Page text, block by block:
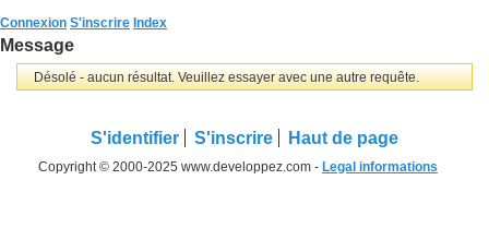
Connexion S'inscrire Index
Message
Désolé - aucun résultat. Veuillez essayer avec une autre requête.
S'identifier S'inscrire Haut de page
Copyright © 2000-2025 www.developpez.com - Legal informations